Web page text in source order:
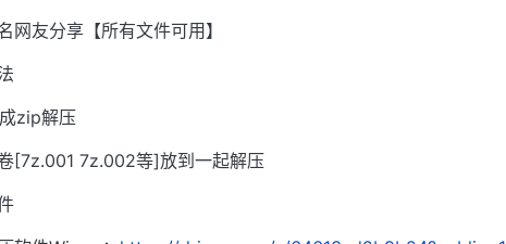
网友分享【所有文件可用】
zip解压
[7z.001 7z.002等]放到一起解压